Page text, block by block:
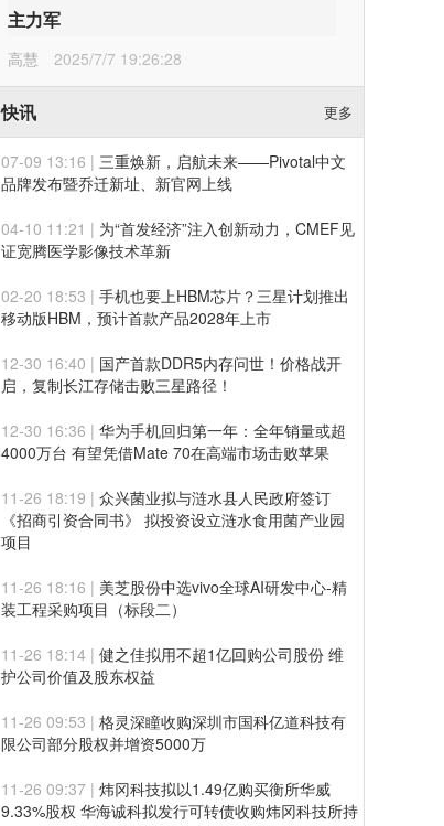
主力军
高慧 2025/7/7 19:26:28
快讯 更多
07-09 13:16 | 三重焕新，启航未来——Pivotal中文
品牌发布暨乔迁新址、新官网上线
04-10 11:21 | 为“首发经济”注入创新动力，CMEF见
证宽腾医学影像技术革新
02-20 18:53 | 手机也要上HBM芯片？三星计划推出
移动版HBM，预计首款产品2028年上市
12-30 16:40 | 国产首款DDR5内存问世！价格战开
启，复制长江存储击败三星路径！
12-30 16:36 | 华为手机回归第一年：全年销量或超
4000万台 有望凭借Mate 70在高端市场击败苹果
11-26 18:19 | 众兴菌业拟与涟水县人民政府签订
《招商引资合同书》 拟投资设立涟水食用菌产业园
项目
11-26 18:16 | 美芝股份中选vivo全球AI研发中心-精
装工程采购项目（标段二）
11-26 18:14 | 健之佳拟用不超1亿回购公司股份 维
护公司价值及股东权益
11-26 09:53 | 格灵深瞳收购深圳市国科亿道科技有
限公司部分股权并增资5000万
11-26 09:37 | 炜冈科技拟以1.49亿购买衡所华威
9.33%股权 华海诚科拟发行可转债收购炜冈科技所持